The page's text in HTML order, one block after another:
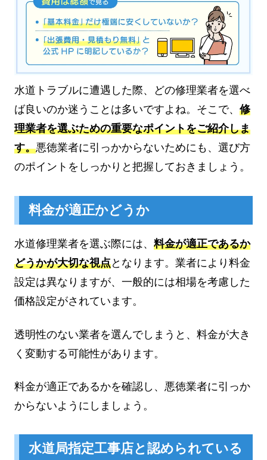
水道トラブルに遭遇した際、どの修理業者を選べ
ば良いのか迷うことは多いですよね。そこで、 修
理業者を選ぶための重要なポイントをご紹介しま
す。悪徳業者に引っかからないためにも、選び方
のポイントをしっかりと把握しておきましょう。
料金が適正かどうか
水道修理業者を選ぶ際には、 料金が適正であるか
どうかが大切な視点となります。業者により料金
設定は異なりますが、一般的には相場を考慮した
価格設定がされています。
透明性のない業者を選んでしまうと、料金が大き
く変動する可能性があります。
料金が適正であるかを確認し、悪徳業者に引っか
からないようにしましょう。
水道局指定工事店と認められている